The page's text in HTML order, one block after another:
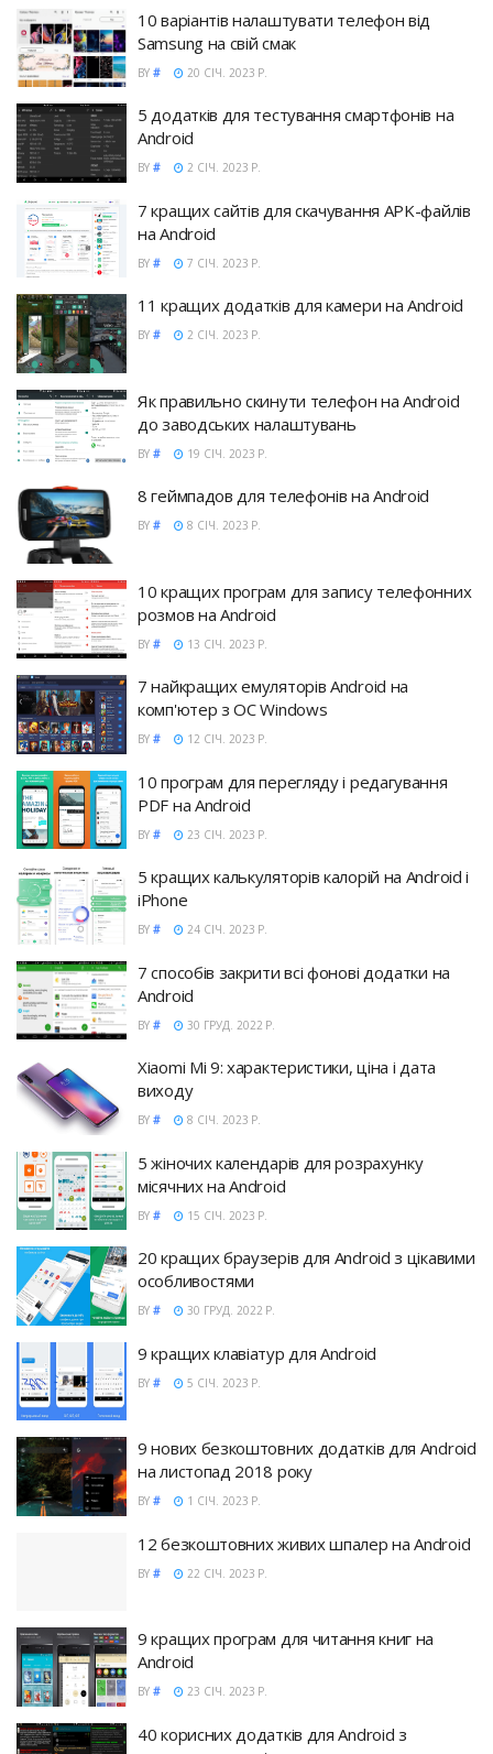
10 варіантів налаштувати телефон від
Samsung на свій смак
BY # 20 СІЧ. 2023 Р.
5 додатків для тестування смартфонів на
Android
BY # 2 СІЧ. 2023 Р.
7 кращих сайтів для скачування APK-файлів
на Android
BY # 7 СІЧ. 2023 Р.
11 кращих додатків для камери на Android
BY # 2 СІЧ. 2023 Р.
Як правильно скинути телефон на Android
до заводських налаштувань
BY # 19 СІЧ. 2023 Р.
8 геймпадов для телефонів на Android
BY # 8 СІЧ. 2023 Р.
10 кращих програм для запису телефонних
розмов на Android
BY # 13 СІЧ. 2023 Р.
7 найкращих емуляторів Android на
комп'ютер з ОС Windows
BY # 12 СІЧ. 2023 Р.
10 програм для перегляду і редагування
PDF на Android
BY # 23 СІЧ. 2023 Р.
5 кращих калькуляторів калорій на Android і
iPhone
BY # 24 СІЧ. 2023 Р.
7 способів закрити всі фонові додатки на
Android
BY # 30 ГРУД. 2022 Р.
Xiaomi Mi 9: характеристики, ціна і дата
виходу
BY # 8 СІЧ. 2023 Р.
5 жіночих календарів для розрахунку
місячних на Android
BY # 15 СІЧ. 2023 Р.
20 кращих браузерів для Android з цікавими
особливостями
BY # 30 ГРУД. 2022 Р.
9 кращих клавіатур для Android
BY # 5 СІЧ. 2023 Р.
9 нових безкоштовних додатків для Android
на листопад 2018 року
BY # 1 СІЧ. 2023 Р.
12 безкоштовних живих шпалер на Android
BY # 22 СІЧ. 2023 Р.
9 кращих програм для читання книг на
Android
BY # 23 СІЧ. 2023 Р.
40 корисних додатків для Android з